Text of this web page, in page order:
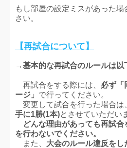
もし部屋の設定ミスがあった
さい。
【再試合について】
→基本的な再試合のルールは以
再試合をする際には、 必ず「
ージ」 で行ってください。
変更して試合を行った場合は
手に1勝(1本)とさせていただい
どんな理由があっても再試
を行わないでください。
また、 大会のルール違反を